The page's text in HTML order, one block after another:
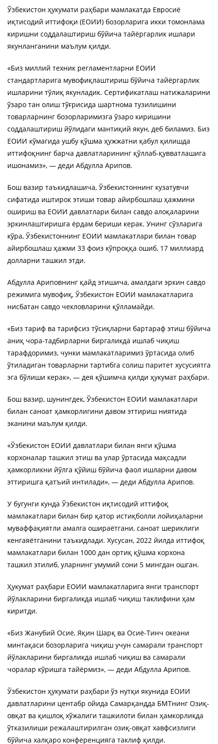
Ўзбекистон ҳукумати раҳбари мамлакатда Евросиё
иқтисодий иттифоқи (ЕОИИ) бозорларига икки томонлама
киришни соддалаштириш бўйича тайёргарлик ишлари
якунланганини маълум қилди.
«Биз миллий техник регламентларни ЕОИИ
стандартларига мувофиқлаштириш бўйича тайёргарлик
ишларини тўлиқ якунладик. Сертификатлаш натижаларини
ўзаро тан олиш тўғрисида шартнома тузилишини
товарларнинг бозорларимизга ўзаро киришини
соддалаштириш йўлидаги мантиқий якун, деб биламиз. Биз
ЕОИИ кўмагида ушбу қўшма ҳужжатни қабул қилишда
иттифоқнинг барча давлатларининг қўллаб-қувватлашига
ишонамиз», — деди Абдулла Арипов.
Бош вазир таъкидлашича, Ўзбекистоннинг кузатувчи
сифатида иштирок этиши товар айирбошлаш ҳажмини
ошириш ва ЕОИИ давлатлари билан савдо алоқаларини
эркинлаштиришга ёрдам бериши керак. Унинг сўзларига
кўра, Ўзбекистоннинг ЕОИИ мамлакатлари билан товар
айирбошлаш ҳажми 33 фоиз кўпроққа ошиб, 17 миллиард
долларни ташкил этди.
Абдулла Ариповнинг қайд этишича, амалдаги эркин савдо
режимига мувофиқ, Ўзбекистон ЕОИИ мамлакатларига
нисбатан савдо чекловларини қўлламайди.
«Биз тариф ва тарифсиз тўсиқларни бартараф этиш бўйича
аниқ чора-тадбирларни биргаликда ишлаб чиқиш
тарафдоримиз, чунки мамлакатларимиз ўртасида олиб
ўтиладиган товарларни тартибга солиш паритет хусусиятга
эга бўлиши керак», — дея қўшимча қилди ҳукумат раҳбари.
Бош вазир, шунингдек, Ўзбекистон ЕОИИ мамлакатлари
билан саноат ҳамкорлигини давом эттириш ниятида
эканини маълум қилди.
«Ўзбекистон ЕОИИ давлатлари билан янги қўшма
корхоналар ташкил этиш ва улар ўртасида мақсадли
ҳамкорликни йўлга қўйиш бўйича фаол ишларни давом
эттиришга қатъий интилади», — деди Абдулла Арипов.
У бугунги кунда Ўзбекистон иқтисодий иттифоқ
мамлакатлари билан бир қатор истиқболли лойиҳаларни
муваффақиятли амалга ошираётгани, саноат шериклиги
кенгаяётганини таъкидлади. Хусусан, 2022 йилда иттифоқ
мамлакатлари билан 1000 дан ортиқ қўшма корхона
ташкил этилиб, уларнинг умумий сони 5 мингдан ошган.
Ҳукумат раҳбари ЕОИИ мамлакатларига янги транспорт
йўлакларини биргаликда ишлаб чиқиш таклифини ҳам
киритди.
«Биз Жанубий Осиё, Яқин Шарқ ва Осиё-Тинч океани
минтақаси бозорларига чиқиш учун самарали транспорт
йўлакларини биргаликда ишлаб чиқиш ва самарали
чоралар кўришга тайёрмиз», — деди Абдулла Арипов.
Ўзбекистон ҳукумати раҳбари ўз нутқи якунида ЕОИИ
давлатларини центабр ойида Самарқандда БМТнинг Озиқ-
овқат ва қишлоқ хўжалиги ташкилоти билан ҳамкорликда
ўтказилиши режалаштирилган озиқ-овқат хавфсизлиги
бўйича халқаро конференцияга таклиф қилди.